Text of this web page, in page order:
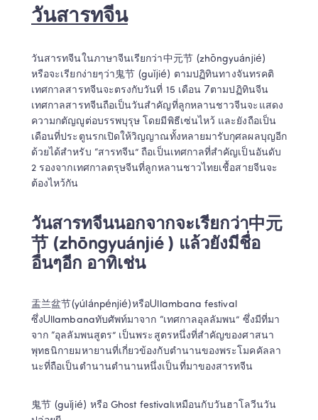
วันสารทจีน
วันสารทจีนในภาษาจีนเรียกว่า中元节 (zhōngyuánjié)
หรือจะเรียกง่ายๆว่า鬼节 (guǐjié) ตามปฏิทินทางจันทรคติ
เทศกาลสารทจีนจะตรงกับวันที่ 15 เดือน 7ตามปฏิทินจีน
เทศกาลสารทจีนถือเป็นวันสำคัญที่ลูกหลานชาวจีนจะแสดง
ความกตัญญูต่อบรรพบุรุษ โดยมีพิธีเซ่นไหว้ และยังถือเป็น
เดือนที่ประตูนรกเปิดให้วิญญาณทั้งหลายมารับกุศลผลบุญอีก
ด้วยได้สำหรับ “สารทจีน” ถือเป็นเทศกาลที่สำคัญเป็นอันดับ
2 รองจากเทศกาลตรุษจีนที่ลูกหลานชาวไทยเชื้อสายจีนจะ
ต้องไหว้กัน
วันสารทจีนนอกจากจะเรียกว่า中元
节 (zhōngyuánjié ) แล้วยังมีชื่อ
อื่นๆอีก อาทิเช่น
盂兰盆节(yúlánpénjié)หรือUllambana festival
ซึ่งUllambanaทับศัพท์มาจาก “เทศกาลอุลลัมพน” ซึ่งมีที่มา
จาก “อุลลัมพนสูตร” เป็นพระสูตรหนึ่งที่สำคัญของศาสนา
พุทธนิกายมหายานที่เกี่ยวข้องกับตำนานของพระโมคคัลลา
นะที่ถือเป็นตำนานตำนานหนึ่งเป็นที่มาของสารทจีน
鬼节 (guǐjié) หรือ Ghost festivalเหมือนกับวันฮาโลวีนวัน